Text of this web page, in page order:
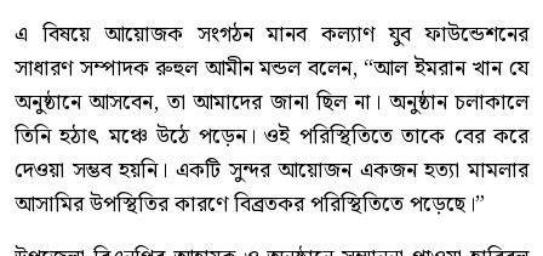
এ বিষয়ে আয়োজক সংগঠন মানব কল্যাণ যুব ফাউন্ডেশনের
সাধারণ সম্পাদক রুহুল আমীন মন্ডল বলেন, “আল ইমরান খান যে
অনুষ্ঠানে আসবেন, তা আমাদের জানা ছিল না। অনুষ্ঠান চলাকালে
তিনি হঠাৎ মঞ্চে উঠে পড়েন। ওই পরিস্থিতিতে তাকে বের করে
দেওয়া সম্ভব হয়নি। একটি সুন্দর আয়োজন একজন হত্যা মামলার
আসামির উপস্থিতির কারণে বিব্রতকর পরিস্থিতিতে পড়েছে।”